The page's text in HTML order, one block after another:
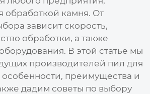
обработкой камня. От
зависит скорость,
обработки, а также
В этой статье мы
производителей пил для
особенности, преимущества и
дадим советы по выбору